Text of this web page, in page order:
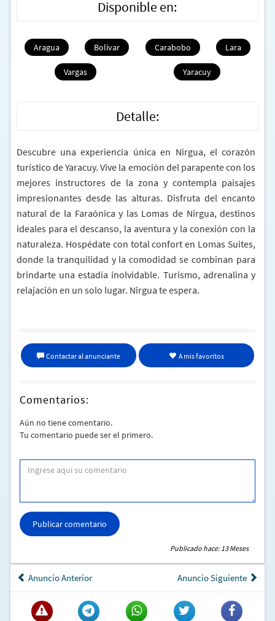
Disponible en:
Aragua Bolívar Carabobo Lara
Vargas Yaracuy
Detalle:
Descubre una experiencia única en Nirgua, el corazón
turístico de Yaracuy. Vive la emoción del parapente con los
mejores instructores de la zona y contempla paisajes
impresionantes desde las alturas. Disfruta del encanto
natural de la Faraónica y las Lomas de Nirgua, destinos
ideales para el descanso, la aventura y la conexión con la
naturaleza. Hospédate con total confort en Lomas Suites,
donde la tranquilidad y la comodidad se combinan para
brindarte una estadía inolvidable. Turismo, adrenalina y
relajación en un solo lugar. Nirgua te espera.
Contactar al anunciante A mis favoritos
Comentarios:
Aún no tiene comentario.
Tu comentario puede ser el primero.
Publicar comentario
Publicado hace: 13 Meses
Anuncio Anterior Anuncio Siguiente